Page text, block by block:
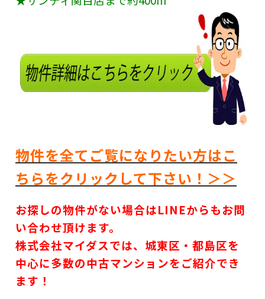
物件を全てご覧になりたい方はこ
ちらをクリックして下さい！＞＞
お探しの物件がない場合はLINEからもお問
い合わせ頂けます。
株式会社マイダスでは、城東区・都島区を
中心に多数の中古マンションをご紹介でき
ます！